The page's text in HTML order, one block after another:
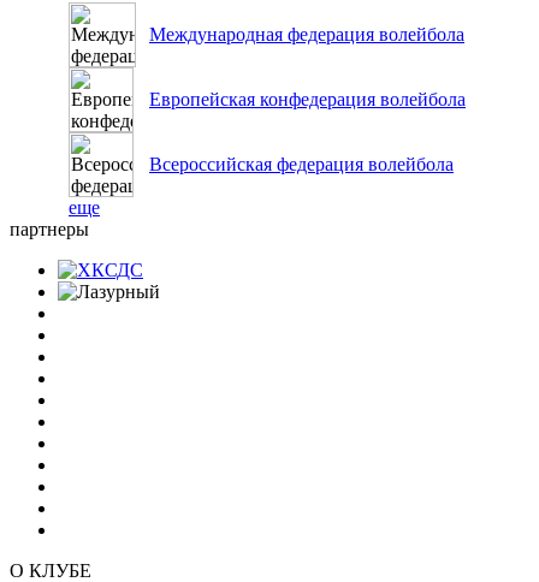
Международная федерация волейбола
Европейская конфедерация волейбола
Всероссийская федерация волейбола
еще
партнеры
О КЛУБЕ